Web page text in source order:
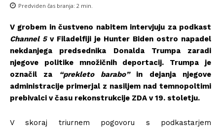
Predviden čas branja: 2 min.
V grobem in čustveno nabitem intervjuju za podkast
Channel 5v Filadelfiji je Hunter Biden ostro napadel
nekdanjega predsednika Donalda Trumpa zaradi
njegove politike množičnih deportacij. Trumpa je
označil za
“prekleto barabo”in dejanja njegove
administracije primerjal z nasiljem nad temnopoltimi
prebivalci v času rekonstrukcije ZDA v 19. stoletju.
V skoraj triurnem pogovoru s podkastarjem